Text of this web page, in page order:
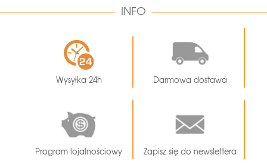
INFO
Wysyłka 24h Darmowa dostawa
Program lojalnościowy Zapisz się do newslettera